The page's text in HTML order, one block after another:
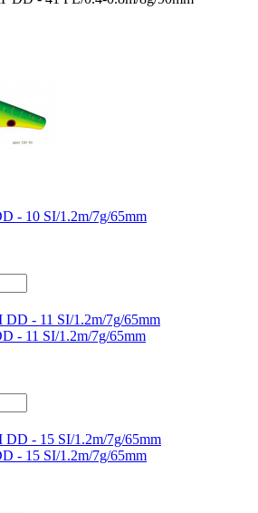
- 10 SI/1.2m/7g/65mm
- 11 SI/1.2m/7g/65mm
- 15 SI/1.2m/7g/65mm